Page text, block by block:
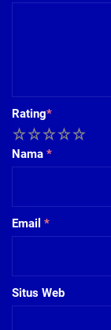
Rating*
5
4
3
2
Nama *
Email *
Situs Web